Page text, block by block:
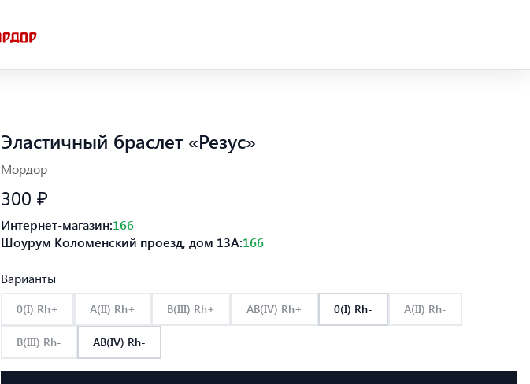
Эластичный браслет «Резус»
Мордор
300 ₽
Интернет-магазин:166
Шоурум Коломенский проезд, дом 13А:166
Варианты
0(I) Rh+ A(II) Rh+ B(III) Rh+ AB(IV) Rh+ 0(I) Rh- A(II) Rh-
B(III) Rh- AB(IV) Rh-